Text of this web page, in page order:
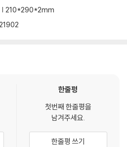
| 210*290*2mm
한줄평
첫번째 한줄평을
남겨주세요.
한줄평 쓰기